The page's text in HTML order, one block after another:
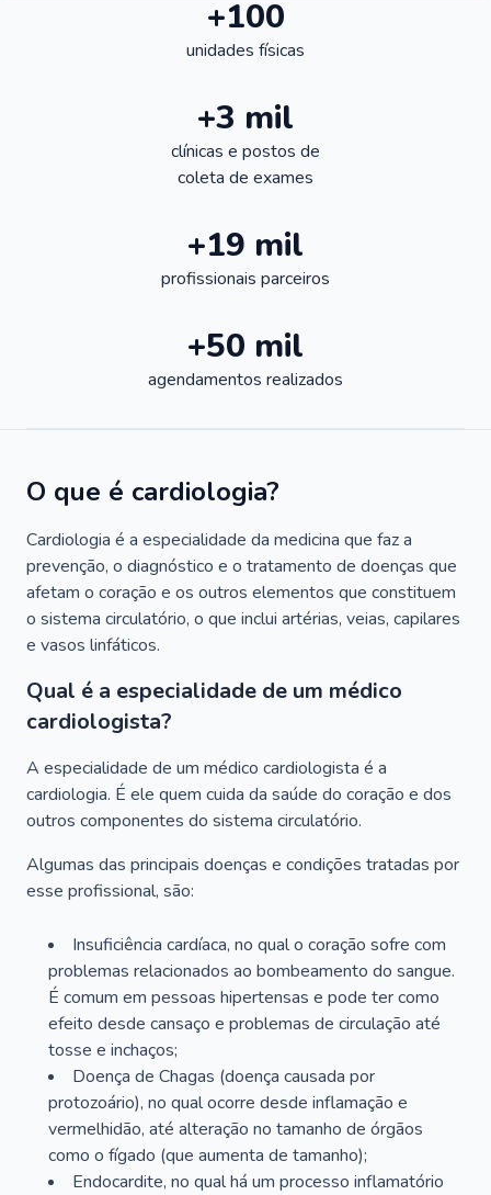
+100
unidades físicas
+3 mil
clínicas e postos de
coleta de exames
+19 mil
profissionais parceiros
+50 mil
agendamentos realizados
O que é cardiologia?
Cardiologia é a especialidade da medicina que faz a
prevenção, o diagnóstico e o tratamento de doenças que
afetam o coração e os outros elementos que constituem
o sistema circulatório, o que inclui artérias, veias, capilares
e vasos linfáticos.
Qual é a especialidade de um médico
cardiologista?
A especialidade de um médico cardiologista é a
cardiologia. É ele quem cuida da saúde do coração e dos
outros componentes do sistema circulatório.
Algumas das principais doenças e condições tratadas por
esse profissional, são:
Insuficiência cardíaca, no qual o coração sofre com
problemas relacionados ao bombeamento do sangue.
É comum em pessoas hipertensas e pode ter como
efeito desde cansaço e problemas de circulação até
tosse e inchaços;
Doença de Chagas (doença causada por
protozoário), no qual ocorre desde inflamação e
vermelhidão, até alteração no tamanho de órgãos
como o fígado (que aumenta de tamanho);
Endocardite, no qual há um processo inflamatório